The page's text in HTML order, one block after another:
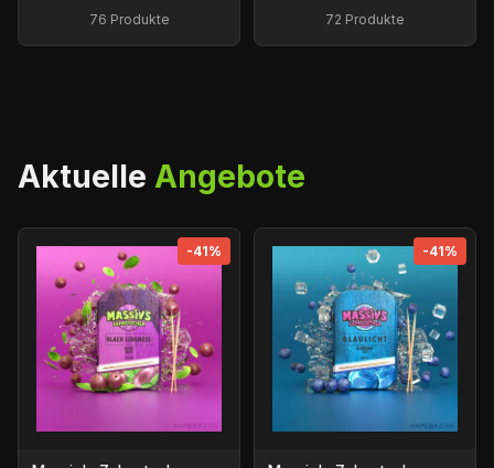
76 Produkte 72 Produkte
Aktuelle Angebote
-41% -41%